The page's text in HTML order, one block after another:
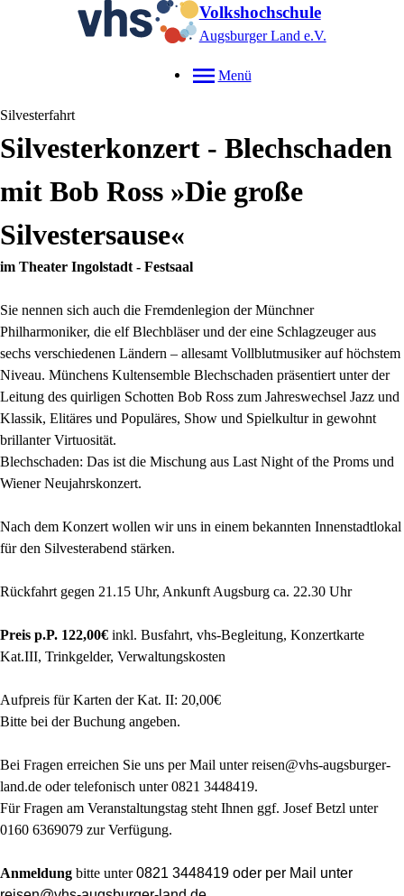
Volkshochschule
Augsburger Land e.V.
Menü
Silvesterfahrt
Silvesterkonzert - Blechschaden
mit Bob Ross »Die große
Silvestersause«
im Theater Ingolstadt - Festsaal
Sie nennen sich auch die Fremdenlegion der Münchner
Philharmoniker, die elf Blechbläser und der eine Schlagzeuger aus
sechs verschiedenen Ländern – allesamt Vollblutmusiker auf höchstem
Niveau. Münchens Kultensemble Blechschaden präsentiert unter der
Leitung des quirligen Schotten Bob Ross zum Jahreswechsel Jazz und
Klassik, Elitäres und Populäres, Show und Spielkultur in gewohnt
brillanter Virtuosität.
Blechschaden: Das ist die Mischung aus Last Night of the Proms und
Wiener Neujahrskonzert.
Nach dem Konzert wollen wir uns in einem bekannten Innenstadtlokal
für den Silvesterabend stärken.
Rückfahrt gegen 21.15 Uhr, Ankunft Augsburg ca. 22.30 Uhr
Preis p.P. 122,00€ inkl. Busfahrt, vhs-Begleitung, Konzertkarte
Kat.III, Trinkgelder, Verwaltungskosten
Aufpreis für Karten der Kat. II: 20,00€
Bitte bei der Buchung angeben.
Bei Fragen erreichen Sie uns per Mail unter reisen@vhs-augsburger-
land.de oder telefonisch unter 0821 3448419.
Für Fragen am Veranstaltungstag steht Ihnen ggf. Josef Betzl unter
0160 6369079 zur Verfügung.
Anmeldung bitte unter0821 3448419 oder per Mail unter